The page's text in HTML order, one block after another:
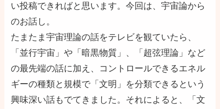
い投稿できればと思います。今回は、宇宙論から
のお話し。
たまたま宇宙理論の話をテレビを観ていたら、
「並行宇宙」や「暗黒物質」、「超弦理論」など
の最先端の話に加え、コントロールできるエネル
ギーの種類と規模で「文明」を分類できるという
興味深い話もでてきました。それによると、「文